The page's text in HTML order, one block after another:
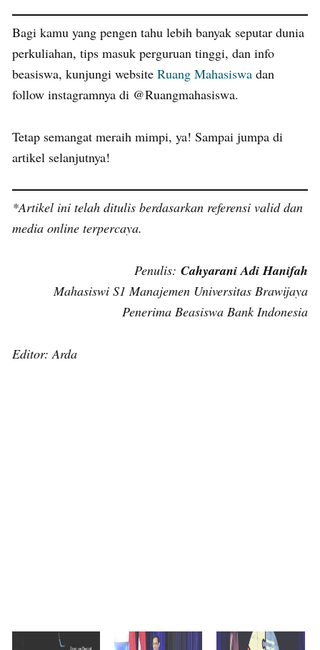
Bagi kamu yang pengen tahu lebih banyak seputar dunia
perkuliahan, tips masuk perguruan tinggi, dan info
beasiswa, kunjungi website Ruang Mahasiswa dan
follow instagramnya di @Ruangmahasiswa.
Tetap semangat meraih mimpi, ya! Sampai jumpa di
artikel selanjutnya!
*Artikel ini telah ditulis berdasarkan referensi valid dan
media online terpercaya.
Penulis: Cahyarani Adi Hanifah
Mahasiswi S1 Manajemen Universitas Brawijaya
Penerima Beasiswa Bank Indonesia
Editor: Arda